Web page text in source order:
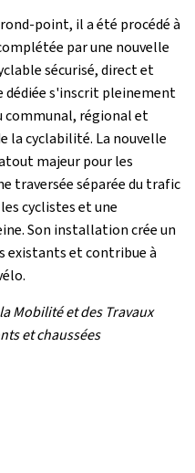
point, il a été procédé à
par une nouvelle
sécurisé, direct et
s'inscrit pleinement
communal, régional et
la cyclabilité. La nouvelle
majeur pour les
traversée séparée du trafic
cyclistes et une
Son installation crée un
existants et contribue à
Mobilité et des Travaux
et chaussées